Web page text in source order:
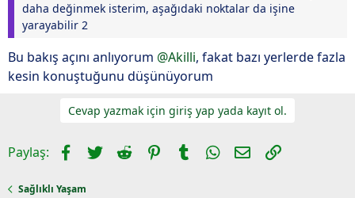
daha değinmek isterim, aşağıdaki noktalar da işine
yarayabilir 2
Bu bakış açını anlıyorum @Akilli, fakat bazı yerlerde fazla
kesin konuştuğunu düşünüyorum
Cevap yazmak için giriş yap yada kayıt ol.
Paylaş: Facebook
TwitterReddit Pinterest
TumblrWhatsApp
E-postaLink
Sağlıklı Yaşam